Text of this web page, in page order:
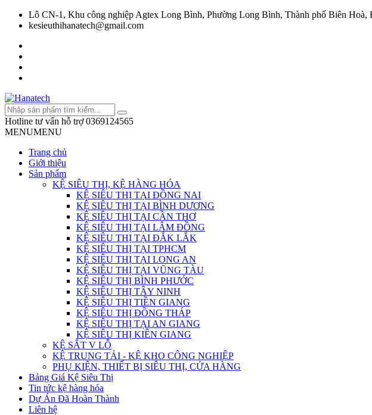
Lô CN-1, Khu công nghiệp Agtex Long Bình, Phường Long Bình, Thành phố Biên Hoà,
kesieuthihanatech@gmail.com
Hotline tư vấn hỗ trợ 0369124565
MENUMENU
Trang chủ
Giới thiệu
Sản phẩm
KỆ SIÊU THỊ, KỆ HÀNG HÓA
KỆ SIÊU THỊ TẠI ĐỒNG NAI
KỆ SIÊU THỊ TẠI BÌNH DƯƠNG
KỆ SIÊU THỊ TẠI CẦN THƠ
KỆ SIÊU THỊ TẠI LÂM ĐỒNG
KỆ SIÊU THỊ TẠI ĐẮK LẮK
KỆ SIÊU THỊ TẠI TPHCM
KỆ SIÊU THỊ TẠI LONG AN
KỆ SIÊU THỊ TẠI VŨNG TÀU
KỆ SIÊU THỊ BÌNH PHƯỚC
KỆ SIÊU THỊ TÂY NINH
KỆ SIÊU THỊ TIỀN GIANG
KỆ SIÊU THỊ ĐỒNG THÁP
KỆ SIÊU THỊ TẠI AN GIANG
KỆ SIÊU THỊ KIÊN GIANG
KỆ SẮT V LỖ
KỆ TRUNG TẢI - KỆ KHO CÔNG NGHIỆP
PHỤ KIỆN, THIẾT BỊ SIÊU THỊ, CỬA HÀNG
Bảng Giá Kệ Siêu Thị
Tin tức kệ hàng hóa
Dự Án Đã Hoàn Thành
Liên hệ